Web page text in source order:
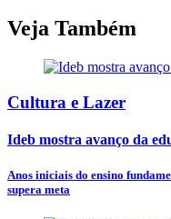
Veja Também
Cultura e Lazer
Ideb mostra avanço da
Anos iniciais do ensino
supera meta